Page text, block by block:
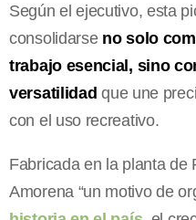
Según el ejecutivo, esta
consolidarse no solo
trabajo esencial, sino
versatilidad que une
con el uso recreativo.
Fabricada en la planta de
Amorena “un motivo de